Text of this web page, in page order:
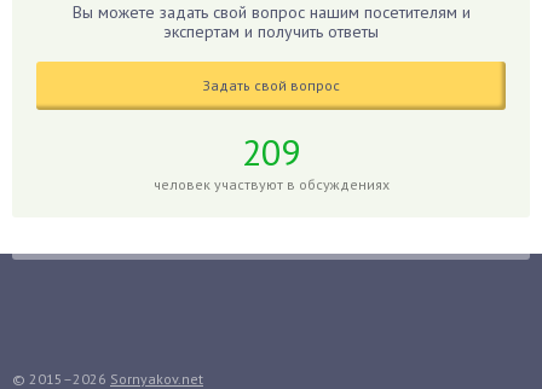
Годжи
Голубика
Гуава
Вы можете задать свой вопрос нашим посетителям и
экспертам и получить ответы
Задать свой вопрос
209
человек участвуют в обсуждениях
© 2015–2026 Sornyakov.net